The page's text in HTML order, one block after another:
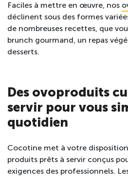
Faciles à mettre en œuvre, nos
déclinent sous des formes
de nombreuses recettes, que
brunch gourmand, un repas
desserts.
Des ovoproduits
servir pour vous
quotidien
Cocotine met à votre
produits prêts à servir conçus
exigences des professionnels.